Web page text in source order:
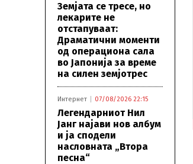
Земјата се тресе, но
лекарите не
отстапуваат:
Драматични моменти
од операциона сала
во Јапонија за време
на силен земјотрес
Интернет 07/08/2026 22:15
Легендарниот Нил
Јанг најави нов албум
и ја сподели
насловната „Втора
песна“